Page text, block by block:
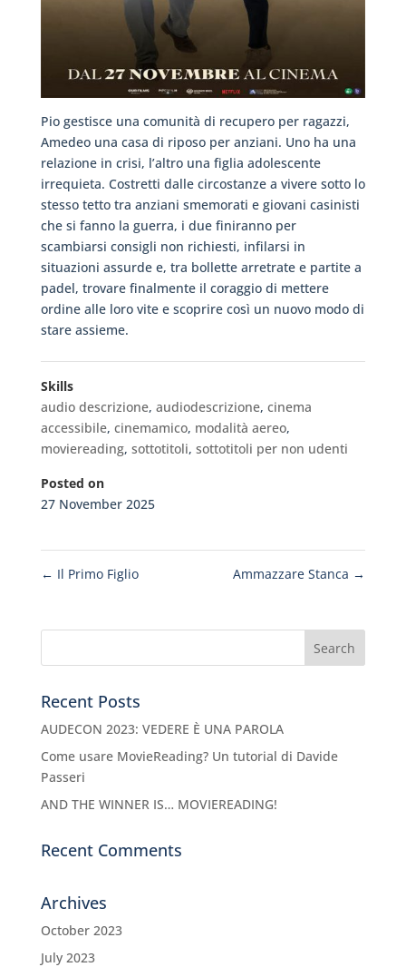
Pio gestisce una comunità di recupero per ragazzi,
Amedeo una casa di riposo per anziani. Uno ha una
relazione in crisi, l’altro una figlia adolescente
irrequieta. Costretti dalle circostanze a vivere sotto lo
stesso tetto tra anziani smemorati e giovani casinisti
che si fanno la guerra, i due finiranno per
scambiarsi consigli non richiesti, infilarsi in
situazioni assurde e, tra bollette arretrate e partite a
padel, trovare finalmente il coraggio di mettere
ordine alle loro vite e scoprire così un nuovo modo di
stare assieme.
Skills
audio descrizione, audiodescrizione, cinema
accessibile, cinemamico, modalità aereo,
moviereading, sottotitoli, sottotitoli per non udenti
Posted on
27 November 2025
← Il Primo Figlio Ammazzare Stanca →
Recent Posts
AUDECON 2023: VEDERE È UNA PAROLA
Come usare MovieReading? Un tutorial di Davide
Passeri
AND THE WINNER IS… MOVIEREADING!
Recent Comments
Archives
October 2023
July 2023